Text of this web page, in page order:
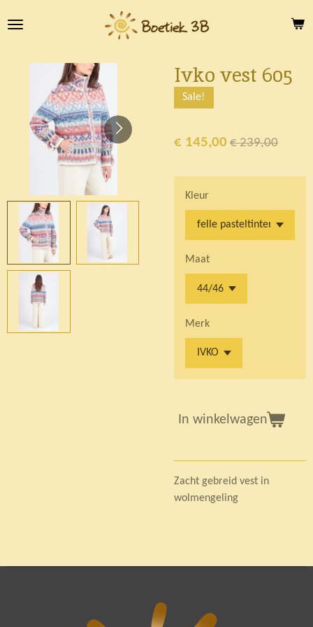
direct
hoofdinhoud
Ivko vest 605
Sale!
€ 145,00 € 239,00
Kleur
Maat
Merk
In winkelwagen
Zacht gebreid vest in
wolmengeling